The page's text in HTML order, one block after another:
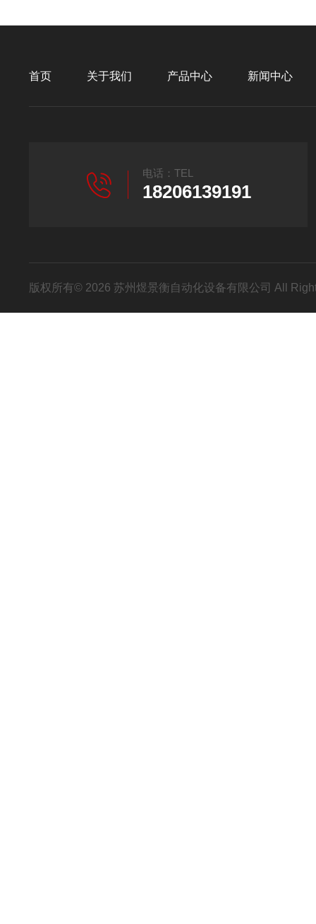
首页 关于我们 产品中心 新闻中心
电话：TEL
18206139191
版权所有© 2026 苏州煜景衡自动化设备有限公司 All